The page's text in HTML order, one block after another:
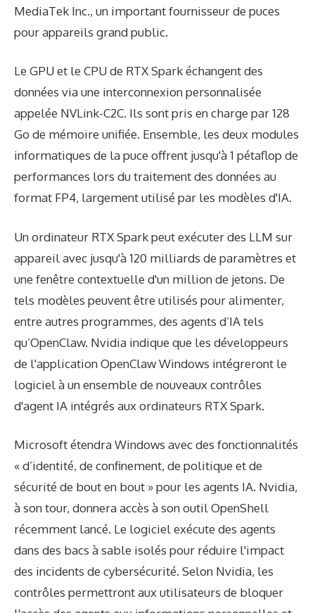
MediaTek Inc., un important fournisseur de puces
pour appareils grand public.
Le GPU et le CPU de RTX Spark échangent des
données via une interconnexion personnalisée
appelée NVLink-C2C. Ils sont pris en charge par 128
Go de mémoire unifiée. Ensemble, les deux modules
informatiques de la puce offrent jusqu'à 1 pétaflop de
performances lors du traitement des données au
format FP4, largement utilisé par les modèles d'IA.
Un ordinateur RTX Spark peut exécuter des LLM sur
appareil avec jusqu'à 120 milliards de paramètres et
une fenêtre contextuelle d'un million de jetons. De
tels modèles peuvent être utilisés pour alimenter,
entre autres programmes, des agents d’IA tels
qu’OpenClaw. Nvidia indique que les développeurs
de l'application OpenClaw Windows intégreront le
logiciel à un ensemble de nouveaux contrôles
d'agent IA intégrés aux ordinateurs RTX Spark.
Microsoft étendra Windows avec des fonctionnalités
« d’identité, de confinement, de politique et de
sécurité de bout en bout » pour les agents IA. Nvidia,
à son tour, donnera accès à son outil OpenShell
récemment lancé. Le logiciel exécute des agents
dans des bacs à sable isolés pour réduire l'impact
des incidents de cybersécurité. Selon Nvidia, les
contrôles permettront aux utilisateurs de bloquer